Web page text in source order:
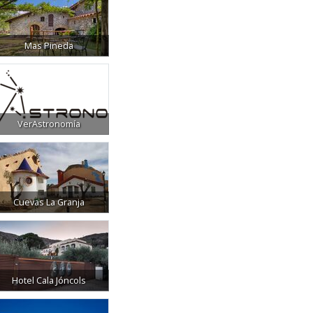
Mas Pineda
VerAstronomía
Cuevas La Granja
Hotel Cala Jóncols